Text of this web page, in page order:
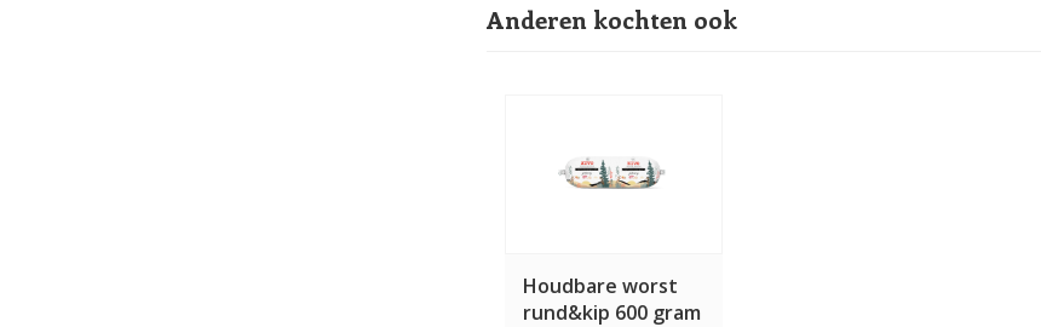
Anderen kochten ook
Houdbare worst
rund&kip 600 gram